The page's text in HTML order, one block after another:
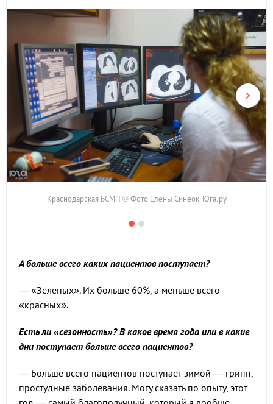
Краснодарская БСМП © Фото Елены Синеок, Юга.ру
А больше всего каких пациентов поступает?
— «Зеленых». Их больше 60%, а меньше всего
«красных».
Есть ли «сезонность»? В какое время года или в какие
дни поступает больше всего пациентов?
— Больше всего пациентов поступает зимой — грипп,
простудные заболевания. Могу сказать по опыту, этот